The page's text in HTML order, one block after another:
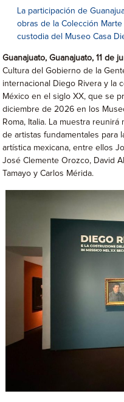
La participación de
obras de la Colección
custodia del Museo Casa
Guanajuato, Guanajuato, 11 de
Cultura del Gobierno de la
internacional Diego Rivera y la
México en el siglo XX, que se
diciembre de 2026 en los
Roma, Italia. La muestra
de artistas fundamentales para
artística mexicana, entre ellos
José Clemente Orozco, David
Tamayo y Carlos Mérida.